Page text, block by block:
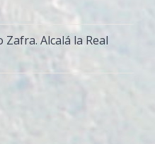
Zafra. Alcalá la Real